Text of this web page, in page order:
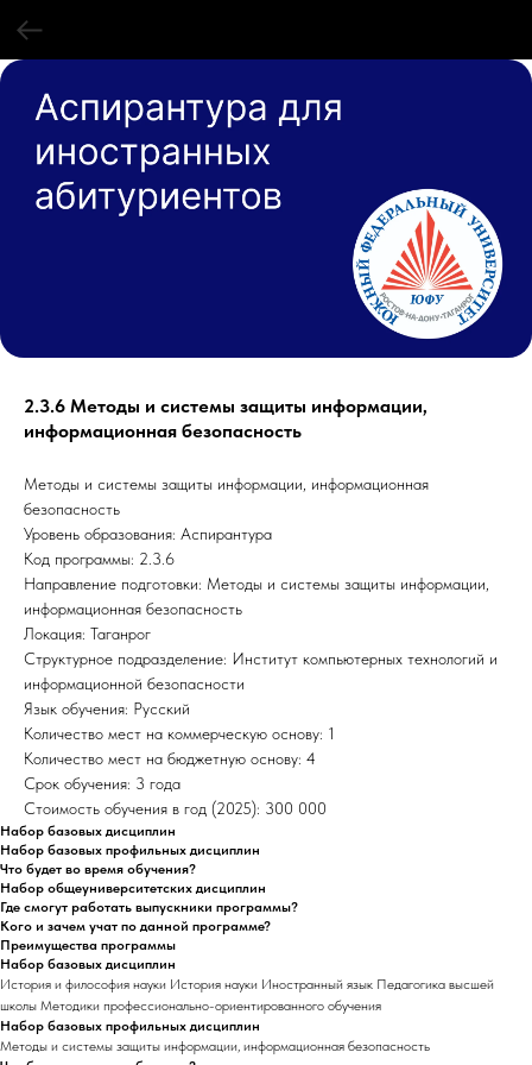
2.3.6 Методы и системы защиты информации,
информационная безопасность
Методы и системы защиты информации, информационная
безопасность
Уровень образования: Аспирантура
Код программы: 2.3.6
Направление подготовки: Методы и системы защиты информации,
информационная безопасность
Локация: Таганрог
Структурное подразделение: Институт компьютерных технологий и
информационной безопасности
Язык обучения: Русский
Количество мест на коммерческую основу: 1
Количество мест на бюджетную основу: 4
Срок обучения: 3 года
Стоимость обучения в год (2025): 300 000
Набор базовых дисциплин
Набор базовых профильных дисциплин
Что будет во время обучения?
Набор общеуниверситетских дисциплин
Где смогут работать выпускники программы?
Кого и зачем учат по данной программе?
Преимущества программы
Набор базовых дисциплин
История и философия науки История науки Иностранный язык Педагогика высшей
школы Методики профессионально-ориентированного обучения
Набор базовых профильных дисциплин
Методы и системы защиты информации, информационная безопасность